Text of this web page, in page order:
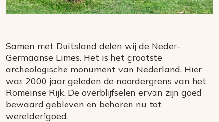
Samen met Duitsland delen wij de Neder-
Germaanse Limes. Het is het grootste
archeologische monument van Nederland. Hier
was 2000 jaar geleden de noordergrens van het
Romeinse Rijk. De overblijfselen ervan zijn goed
bewaard gebleven en behoren nu tot
werelderfgoed.